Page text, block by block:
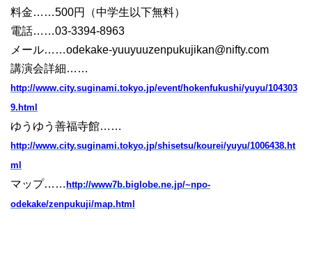
料金……500円（中学生以下無料）
電話……03-3394-8963
メール……odekake-yuuyuuzenpukujikan@nifty.com
講演会詳細……
http://www.city.suginami.tokyo.jp/event/hokenfukushi/yuyu/104303
9.html
ゆうゆう善福寺館……
http://www.city.suginami.tokyo.jp/shisetsu/kourei/yuyu/1006438.ht
ml
マップ……http://www7b.biglobe.ne.jp/~npo-
odekake/zenpukuji/map.html